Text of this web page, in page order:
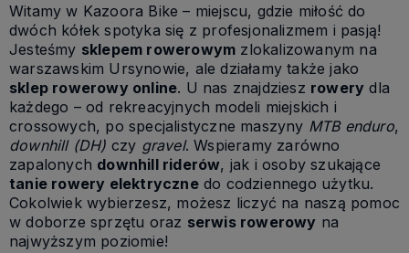
Witamy w Kazoora Bike – miejscu, gdzie miłość do
dwóch kółek spotyka się z profesjonalizmem i pasją!
Jesteśmy sklepem rowerowym zlokalizowanym na
warszawskim Ursynowie, ale działamy także jako
sklep rowerowy online. U nas znajdziesz rowery dla
każdego – od rekreacyjnych modeli miejskich i
crossowych, po specjalistyczne maszyny MTB enduro,
downhill (DH) czy gravel. Wspieramy zarówno
zapalonych downhill riderów, jak i osoby szukające
tanie rowery elektrycznedo codziennego użytku.
Cokolwiek wybierzesz, możesz liczyć na naszą pomoc
w doborze sprzętu oraz serwis rowerowy na
najwyższym poziomie!